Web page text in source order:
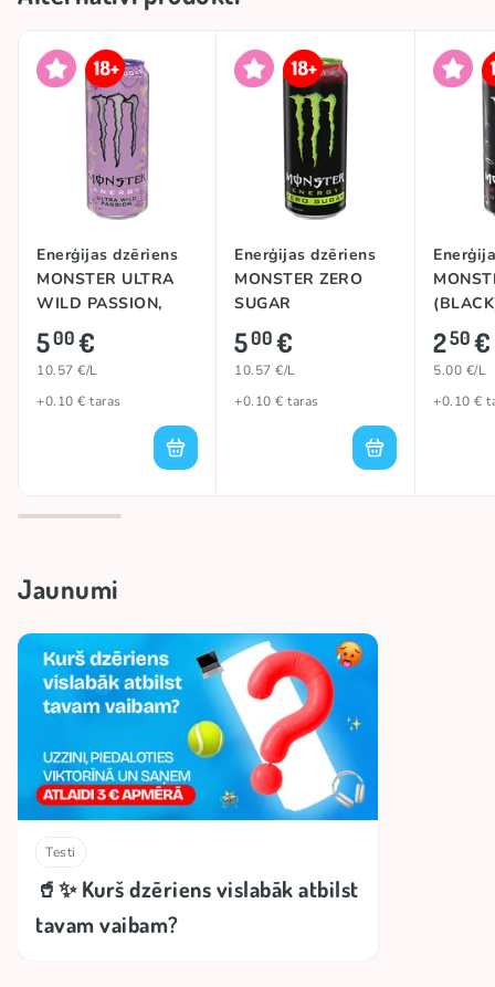
Enerģijas dzēriens
MONSTER ULTRA
WILD PASSION,
473ml
500€
10.57 €/L
+0.10 € taras
Enerģijas dzēriens
MONSTER ZERO
SUGAR
(STRAWBERRY
SHOT), 473ml
500€
10.57 €/L
+0.10 € taras
250€
5.00 €/L
+0.10 €
Jaunumi
Testi
🥤✨ Kurš dzēriens vislabāk atbilst
tavam vaibam?